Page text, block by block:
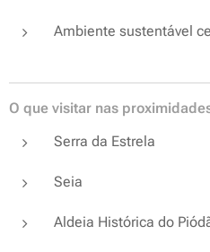
Ambiente sustentável
O que visitar nas
Serra da Estrela
Seia
Aldeia Histórica do